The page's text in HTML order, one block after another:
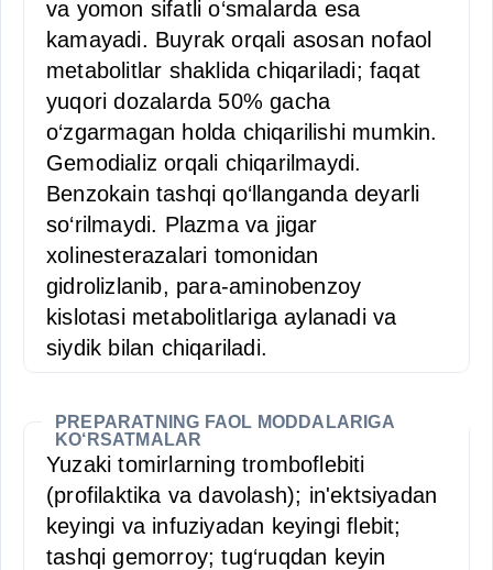
va yomon sifatli o‘smalarda esa
kamayadi. Buyrak orqali asosan nofaol
metabolitlar shaklida chiqariladi; faqat
yuqori dozalarda 50% gacha
o‘zgarmagan holda chiqarilishi mumkin.
Gemodializ orqali chiqarilmaydi.
Benzokain tashqi qo‘llanganda deyarli
so‘rilmaydi. Plazma va jigar
xolinesterazalari tomonidan
gidrolizlanib, para-aminobenzoy
kislotasi metabolitlariga aylanadi va
siydik bilan chiqariladi.
PREPARATNING FAOL MODDALARIGA
KO‘RSATMALAR
Yuzaki tomirlarning tromboflebiti
(profilaktika va davolash); in'ektsiyadan
keyingi va infuziyadan keyingi flebit;
tashqi gemorroy; tug‘ruqdan keyin